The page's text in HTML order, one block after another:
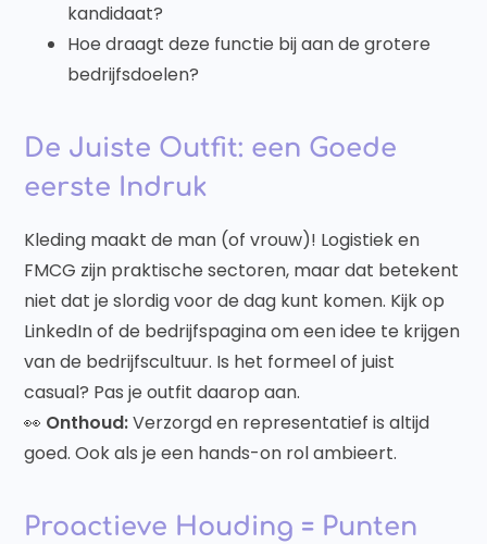
kandidaat?
Hoe draagt deze functie bij aan de grotere
bedrijfsdoelen?
De Juiste Outfit: een Goede
eerste Indruk
Kleding maakt de man (of vrouw)! Logistiek en
FMCG zijn praktische sectoren, maar dat betekent
niet dat je slordig voor de dag kunt komen. Kijk op
LinkedIn of de bedrijfspagina om een idee te krijgen
van de bedrijfscultuur. Is het formeel of juist
casual? Pas je outfit daarop aan.
👀 Onthoud:Verzorgd en representatief is altijd
goed. Ook als je een hands-on rol ambieert.
Proactieve Houding = Punten